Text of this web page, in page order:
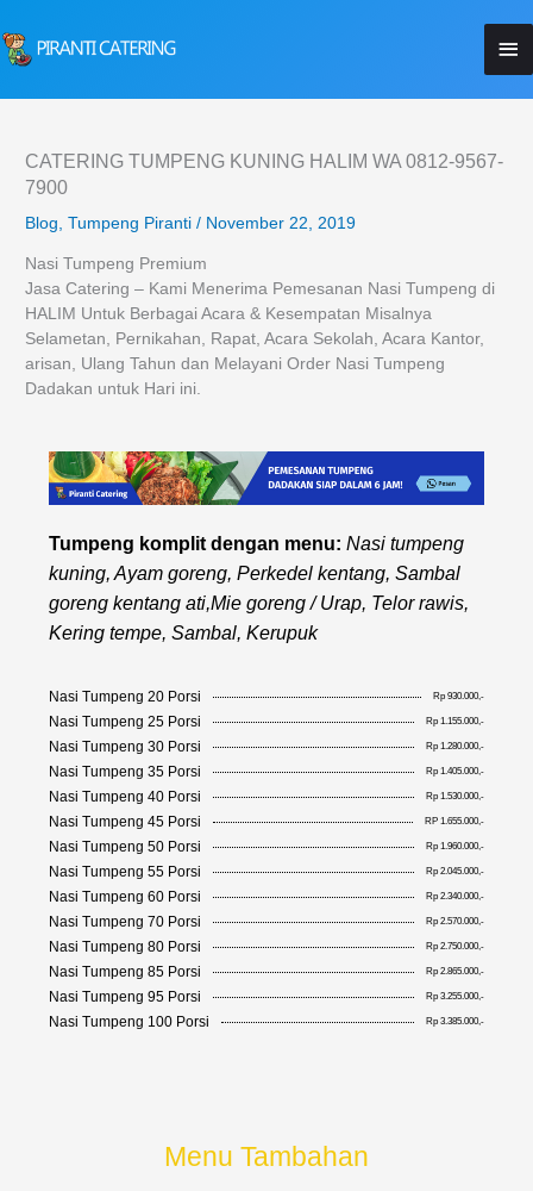
ke
konten
CATERING TUMPENG KUNING HALIM WA 0812-9567-
7900
Blog,Tumpeng Piranti / November 22, 2019
Nasi Tumpeng Premium
Jasa Catering – Kami Menerima Pemesanan Nasi Tumpeng di
HALIM Untuk Berbagai Acara & Kesempatan Misalnya
Selametan, Pernikahan, Rapat, Acara Sekolah, Acara Kantor,
arisan, Ulang Tahun dan Melayani Order Nasi Tumpeng
Dadakan untuk Hari ini.
Tumpeng komplit dengan menu: Nasi tumpeng
kuning, Ayam goreng, Perkedel kentang, Sambal
goreng kentang ati,Mie goreng / Urap, Telor rawis,
Kering tempe, Sambal, Kerupuk
Nasi Tumpeng 20 Porsi Rp 930.000,-
Nasi Tumpeng 25 Porsi Rp 1.155.000,-
Nasi Tumpeng 30 Porsi Rp 1.280.000,-
Nasi Tumpeng 35 Porsi Rp 1.405.000,-
Nasi Tumpeng 40 Porsi Rp 1.530.000,-
Nasi Tumpeng 45 Porsi RP 1.655.000,-
Nasi Tumpeng 50 Porsi Rp 1.960.000,-
Nasi Tumpeng 55 Porsi Rp 2.045.000,-
Nasi Tumpeng 60 Porsi Rp 2.340.000,-
Nasi Tumpeng 70 Porsi Rp 2.570.000,-
Nasi Tumpeng 80 Porsi Rp 2.750.000,-
Nasi Tumpeng 85 Porsi Rp 2.865.000,-
Nasi Tumpeng 95 Porsi Rp 3.255.000,-
Nasi Tumpeng 100 Porsi Rp 3.385.000,-
Menu Tambahan